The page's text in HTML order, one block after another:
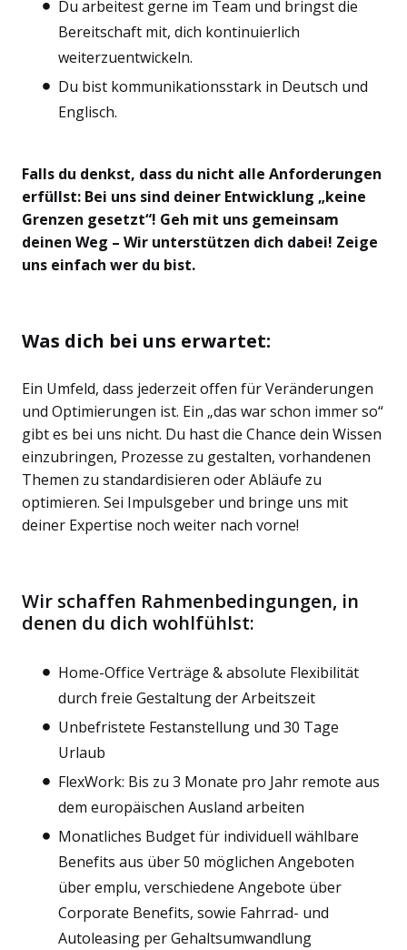
Du arbeitest gerne im Team und bringst die
Bereitschaft mit, dich kontinuierlich
weiterzuentwickeln.
Du bist kommunikationsstark in Deutsch und
Englisch.
Falls du denkst, dass du nicht alle Anforderungen
erfüllst: Bei uns sind deiner Entwicklung „keine
Grenzen gesetzt“! Geh mit uns gemeinsam
deinen Weg – Wir unterstützen dich dabei! Zeige
uns einfach wer du bist.
Was dich bei uns erwartet:
Ein Umfeld, dass jederzeit offen für Veränderungen
und Optimierungen ist. Ein „das war schon immer so“
gibt es bei uns nicht. Du hast die Chance dein Wissen
einzubringen, Prozesse zu gestalten, vorhandenen
Themen zu standardisieren oder Abläufe zu
optimieren. Sei Impulsgeber und bringe uns mit
deiner Expertise noch weiter nach vorne!
Wir schaffen Rahmenbedingungen, in
denen du dich wohlfühlst:
Home-Office Verträge & absolute Flexibilität
durch freie Gestaltung der Arbeitszeit
Unbefristete Festanstellung und 30 Tage
Urlaub
FlexWork: Bis zu 3 Monate pro Jahr remote aus
dem europäischen Ausland arbeiten
Monatliches Budget für individuell wählbare
Benefits aus über 50 möglichen Angeboten
über emplu, verschiedene Angebote über
Corporate Benefits, sowie Fahrrad- und
Autoleasing per Gehaltsumwandlung